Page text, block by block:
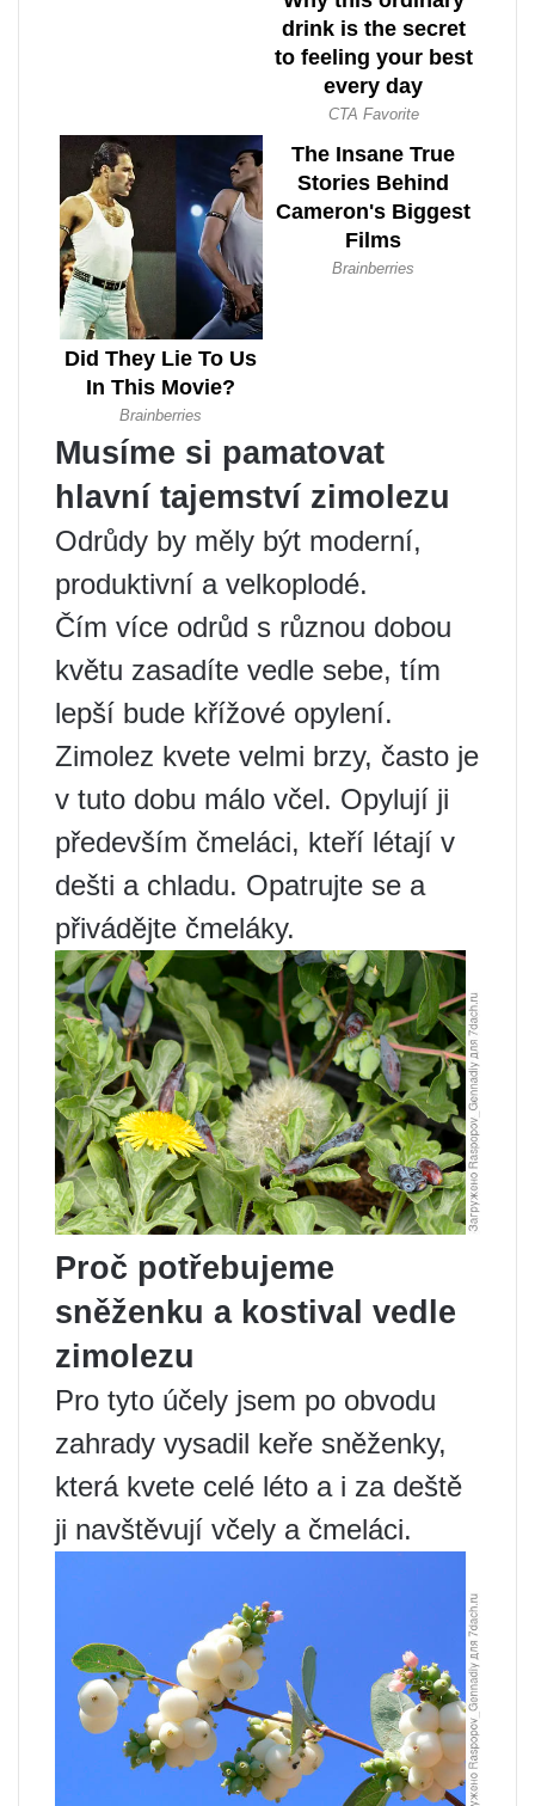
Musíme si pamatovat
hlavní tajemství zimolezu
Odrůdy by měly být moderní,
produktivní a velkoplodé.
Čím více odrůd s různou dobou
květu zasadíte vedle sebe, tím
lepší bude křížové opylení.
Zimolez kvete velmi brzy, často je
v tuto dobu málo včel. Opylují ji
především čmeláci, kteří létají v
dešti a chladu. Opatrujte se a
přivádějte čmeláky.
Proč potřebujeme
sněženku a kostival vedle
zimolezu
Pro tyto účely jsem po obvodu
zahrady vysadil keře sněženky,
která kvete celé léto a i za deště
ji navštěvují včely a čmeláci.